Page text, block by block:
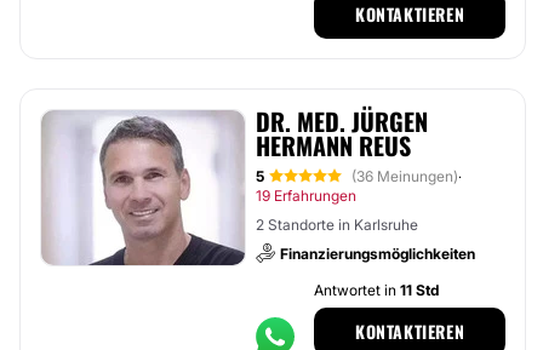
KONTAKTIEREN
DR. MED. JÜRGEN
HERMANN REUS
5 (36 Meinungen)·
19 Erfahrungen
2 Standorte in Karlsruhe
Finanzierungsmöglichkeiten
Antwortet in 11 Std
KONTAKTIEREN